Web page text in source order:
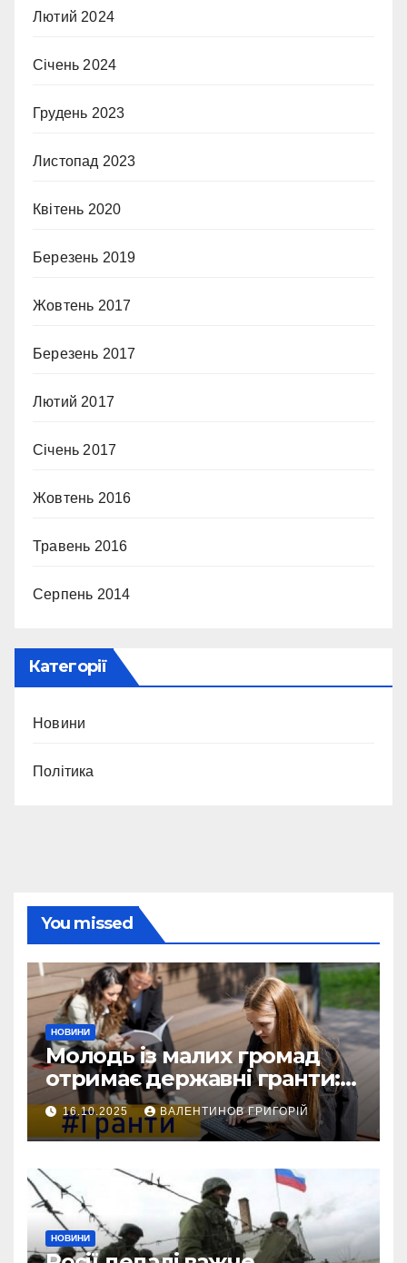
Лютий 2024
Січень 2024
Грудень 2023
Листопад 2023
Квітень 2020
Березень 2019
Жовтень 2017
Березень 2017
Лютий 2017
Січень 2017
Жовтень 2016
Травень 2016
Серпень 2014
Категорії
Новини
Політика
You missed
НОВИНИ
Молодь із малих громад
отримає державні гранти:
виплати сягатимуть 200
тисяч гривень
16.10.2025 ВАЛЕНТИНОВ ГРИГОРІЙ
НОВИНИ